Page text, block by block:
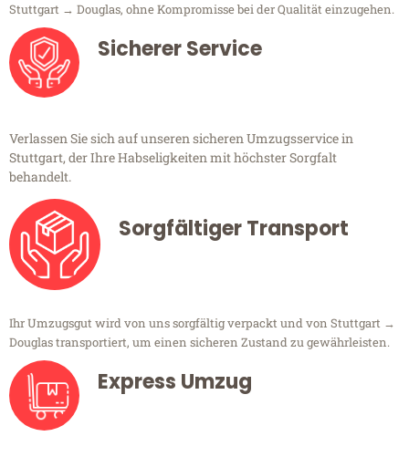
Stuttgart → Douglas, ohne Kompromisse bei der Qualität einzugehen.
Sicherer Service
Verlassen Sie sich auf unseren sicheren Umzugsservice in
Stuttgart, der Ihre Habseligkeiten mit höchster Sorgfalt
behandelt.
Sorgfältiger Transport
Ihr Umzugsgut wird von uns sorgfältig verpackt und von Stuttgart →
Douglas transportiert, um einen sicheren Zustand zu gewährleisten.
Express Umzug